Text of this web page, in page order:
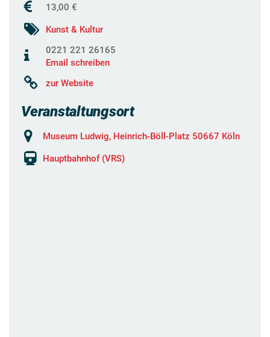
13,00 €
Kunst & Kultur
0221 221 26165
Email schreiben
zur Website
Veranstaltungsort
Museum Ludwig, Heinrich-Böll-Platz 50667 Köln
Hauptbahnhof (VRS)